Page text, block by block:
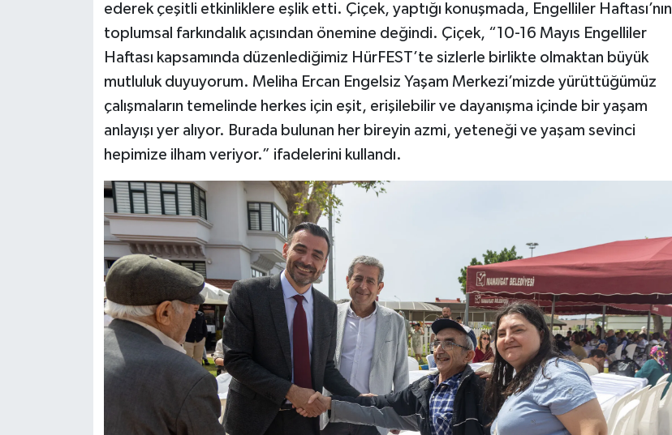
ederek çeşitli etkinliklere eşlik etti. Çiçek, yaptığı konuşmada, Engelliler Haftası’nın
toplumsal farkındalık açısından önemine değindi. Çiçek, “10-16 Mayıs Engelliler
Haftası kapsamında düzenlediğimiz HürFEST’te sizlerle birlikte olmaktan büyük
mutluluk duyuyorum. Meliha Ercan Engelsiz Yaşam Merkezi’mizde yürüttüğümüz
çalışmaların temelinde herkes için eşit, erişilebilir ve dayanışma içinde bir yaşam
anlayışı yer alıyor. Burada bulunan her bireyin azmi, yeteneği ve yaşam sevinci
hepimize ilham veriyor.” ifadelerini kullandı.